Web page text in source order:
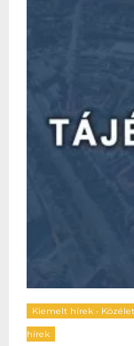
Kiemelt hírek •
hírek